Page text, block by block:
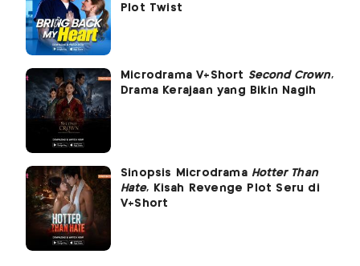
Plot Twist
Microdrama V+Short Second Crown,
Drama Kerajaan yang Bikin Nagih
Sinopsis Microdrama Hotter Than
Hate, Kisah Revenge Plot Seru di
V+Short